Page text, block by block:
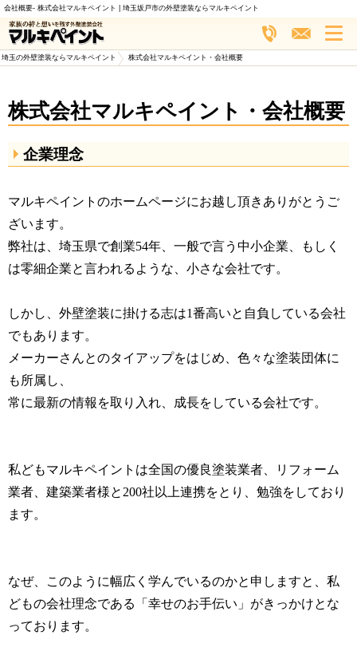
会社概要- 株式会社マルキペイント | 埼玉坂戸市の外壁塗装ならマルキペイント
埼玉の外壁塗装ならマルキペイント > 株式会社マルキペイント・会社概要
株式会社マルキペイント・会社概要
企業理念
マルキペイントのホームページにお越し頂きありがとうご
ざいます。
弊社は、埼玉県で創業54年、一般で言う中小企業、もしく
は零細企業と言われるような、小さな会社です。
しかし、外壁塗装に掛ける志は1番高いと自負している会社
でもあります。
メーカーさんとのタイアップをはじめ、色々な塗装団体に
も所属し、
常に最新の情報を取り入れ、成長をしている会社です。
私どもマルキペイントは全国の優良塗装業者、リフォーム
業者、建築業者様と200社以上連携をとり、勉強をしており
ます。
なぜ、このように幅広く学んでいるのかと申しますと、私
どもの会社理念である「幸せのお手伝い」がきっかけとな
っております。